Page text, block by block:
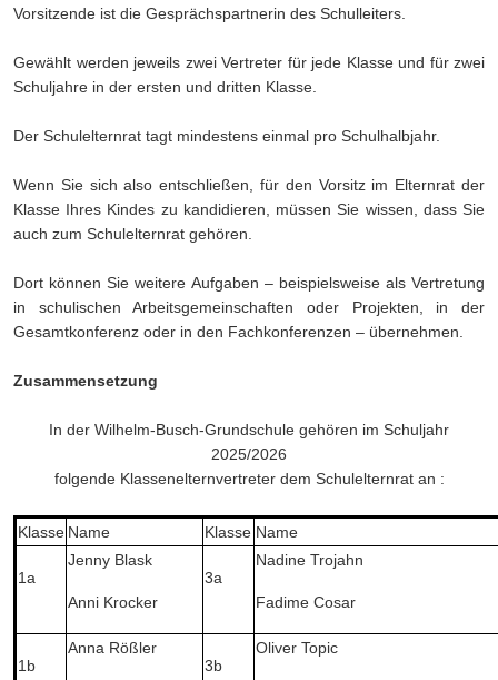
Vorsitzende ist die Gesprächspartnerin des Schulleiters.
Gewählt werden jeweils zwei Vertreter für jede Klasse und für zwei
Schuljahre in der ersten und dritten Klasse.
Der Schulelternrat tagt mindestens einmal pro Schulhalbjahr.
Wenn Sie sich also entschließen, für den Vorsitz im Elternrat der
Klasse Ihres Kindes zu kandidieren, müssen Sie wissen, dass Sie
auch zum Schulelternrat gehören.
Dort können Sie weitere Aufgaben – beispielsweise als Vertretung
in schulischen Arbeitsgemeinschaften oder Projekten, in der
Gesamtkonferenz oder in den Fachkonferenzen – übernehmen.
Zusammensetzung
In der Wilhelm-Busch-Grundschule gehören im Schuljahr
2025/2026
folgende Klassenelternvertreter dem Schulelternrat an :
Klasse Name Klasse Name
1a
Jenny Blask
Anni Krocker
3a
Nadine Trojahn
Fadime Cosar
1b
Anna Rößler
3b
Oliver Topic